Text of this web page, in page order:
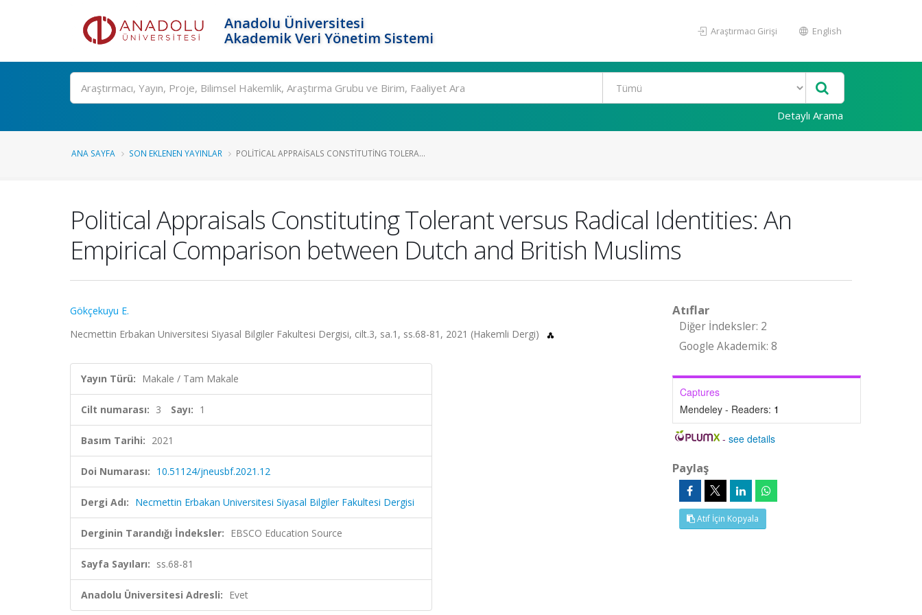
Anadolu Üniversitesi
Akademik Veri Yönetim Sistemi
Araştırmacı Girişi English
Ara
Detaylı Arama
ANA SAYFA SON EKLENEN YAYINLAR POLITICAL APPRAISALS CONSTITUTING TOLERA...
Political Appraisals Constituting Tolerant versus Radical Identities: An
Empirical Comparison between Dutch and British Muslims
Gökçekuyu E.
Necmettin Erbakan Universitesi Siyasal Bilgiler Fakultesi Dergisi, cilt.3, sa.1, ss.68-81, 2021 (Hakemli Dergi)
Yayın Türü: Makale / Tam Makale
Cilt numarası: 3 Sayı: 1
Basım Tarihi: 2021
Doi Numarası: 10.51124/jneusbf.2021.12
Dergi Adı: Necmettin Erbakan Universitesi Siyasal Bilgiler Fakultesi Dergisi
Derginin Tarandığı İndeksler: EBSCO Education Source
Sayfa Sayıları: ss.68-81
Anadolu Üniversitesi Adresli: Evet
Atıflar
Diğer İndeksler: 2
Google Akademik: 8
Captures
Mendeley - Readers: 1
-see details
Paylaş
Atıf İçin Kopyala